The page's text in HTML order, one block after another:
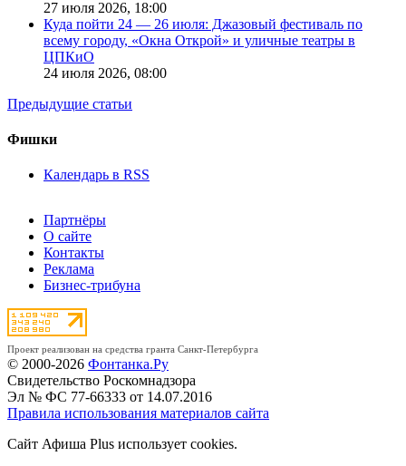
27 июля 2026, 18:00
Куда пойти 24 — 26 июля: Джазовый фестиваль по
всему городу, «Окна Открой» и уличные театры в
ЦПКиО
24 июля 2026, 08:00
Предыдущие статьи
Фишки
Календарь в RSS
Партнёры
О сайте
Контакты
Реклама
Бизнес-трибуна
Проект реализован на средства гранта Санкт-Петербурга
© 2000-2026 Фонтанка.Ру
Свидетельство Роскомнадзора
Эл № ФС 77-66333 от 14.07.2016
Правила использования материалов сайта
Сайт Афиша Plus использует cookies.